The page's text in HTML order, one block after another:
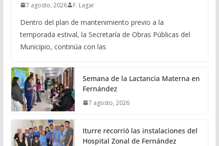
7 agosto, 2026 F. Lagar
Dentro del plan de mantenimiento previo a la
temporada estival, la Secretaría de Obras Públicas del
Municipio, continúa con las
Semana de la Lactancia Materna en
Fernández
7 agosto, 2026
Iturre recorrió las instalaciones del
Hospital Zonal de Fernández